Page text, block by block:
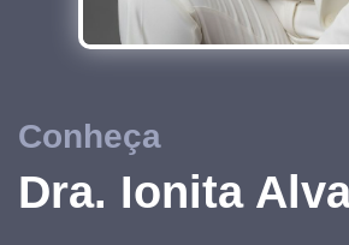
Conheça
Dra. Ionita